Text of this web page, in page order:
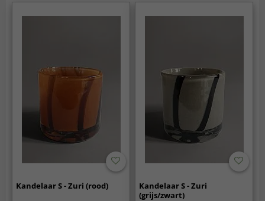
Kandelaar S - Zuri (rood)
Kandelaar S - Zuri
(grijs/zwart)